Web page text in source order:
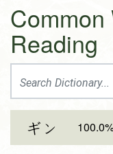
Common
Reading
ギン